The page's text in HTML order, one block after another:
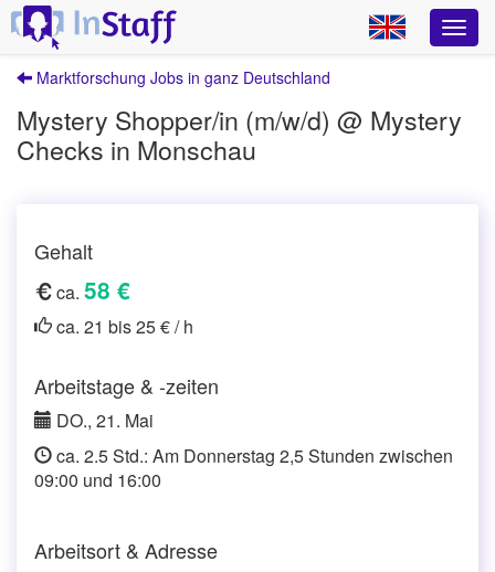
Marktforschung Jobs in ganz Deutschland
Mystery Shopper/in (m/w/d) @ Mystery
Checks in Monschau
Gehalt
ca. 58 €
ca. 21 bis 25 € / h
Arbeitstage & -zeiten
DO., 21. Mai
ca. 2.5 Std.: Am Donnerstag 2,5 Stunden zwischen
09:00 und 16:00
Arbeitsort & Adresse